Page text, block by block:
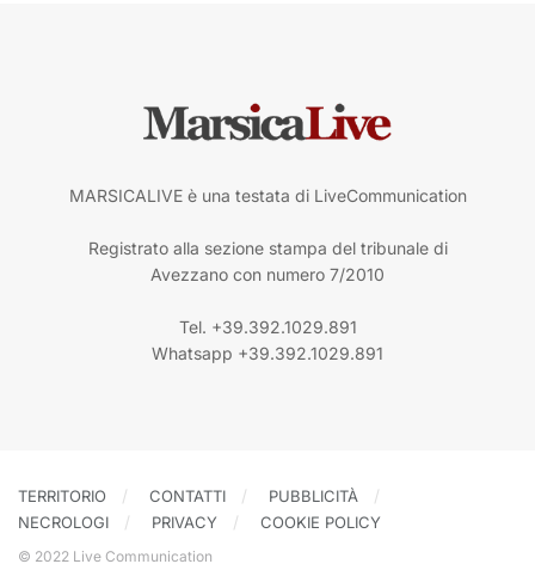
MARSICALIVE è una testata di LiveCommunication
Registrato alla sezione stampa del tribunale di
Avezzano con numero 7/2010
Tel. +39.392.1029.891
Whatsapp +39.392.1029.891
TERRITORIO CONTATTI
PUBBLICITÀ
NECROLOGI
PRIVACY COOKIE POLICY
© 2022 Live Communication